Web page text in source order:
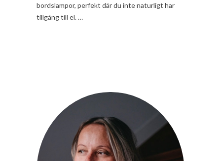
bordslampor, perfekt där du inte naturligt har
tillgång till el. …